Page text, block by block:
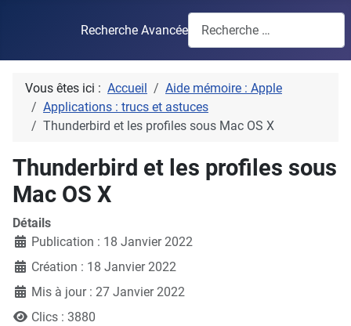
Recherche Avancée
Vous êtes ici : Accueil
Aide mémoire : Apple
Applications : trucs et astuces
Thunderbird et les profiles sous Mac OS X
Thunderbird et les profiles sous
Mac OS X
Détails
Publication : 18 Janvier 2022
Création : 18 Janvier 2022
Mis à jour : 27 Janvier 2022
Clics : 3880